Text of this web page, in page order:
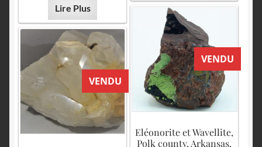
Lire Plus
VENDU
Eléonorite et Wavellite,
Polk county, Arkansas,
VENDU